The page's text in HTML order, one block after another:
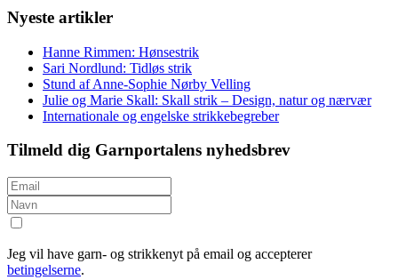
Nyeste artikler
Hanne Rimmen: Hønsestrik
Sari Nordlund: Tidløs strik
Stund af Anne-Sophie Nørby Velling
Julie og Marie Skall: Skall strik – Design, natur og nærvær
Internationale og engelske strikkebegreber
Tilmeld dig Garnportalens nyhedsbrev
Jeg vil have garn- og strikkenyt på email og accepterer
betingelserne.